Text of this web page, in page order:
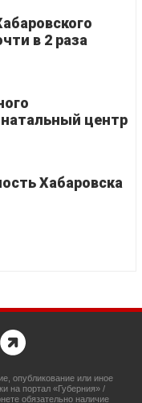
в 2 раза
центр
Хабаровска
опубликование или иное
на портал «Губерния» /
обязательно наличие